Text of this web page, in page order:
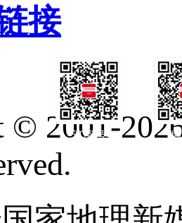
接
订阅号
2001-